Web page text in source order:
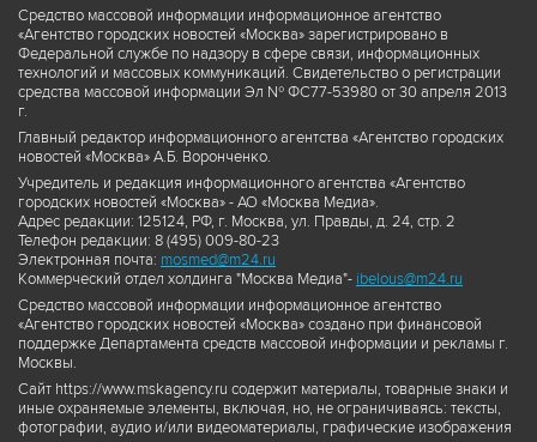
Средство массовой информации информационное агентство
«Агентство городских новостей «Москва» зарегистрировано в
Федеральной службе по надзору в сфере связи, информационных
технологий и массовых коммуникаций. Свидетельство о регистрации
средства массовой информации Эл № ФС77-53980 от 30 апреля 2013
г.
Главный редактор информационного агентства «Агентство городских
новостей «Москва» А.Б. Воронченко.
Учредитель и редакция информационного агентства «Агентство
городских новостей «Москва» - АО «Москва Медиа».
Адрес редакции: 125124, РФ, г. Москва, ул. Правды, д. 24, стр. 2
Телефон редакции: 8 (495) 009-80-23
Электронная почта: mosmed@m24.ru
Коммерческий отдел холдинга "Москва Медиа"- ibelous@m24.ru
Средство массовой информации информационное агентство
«Агентство городских новостей «Москва» создано при финансовой
поддержке Департамента средств массовой информации и рекламы г.
Москвы.
Сайт https://www.mskagency.ru содержит материалы, товарные знаки и
иные охраняемые элементы, включая, но, не ограничиваясь: тексты,
фотографии, аудио и/или видеоматериалы, графические изображения